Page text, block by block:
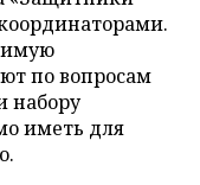
по вопросам
набору
иметь для